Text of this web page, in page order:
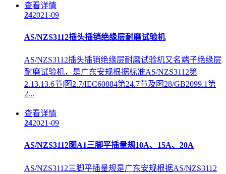
查看详情
242021-09
AS/NZS3112插头插销绝缘层耐磨试验机
AS/NZS3112插头插销绝缘层耐磨试验机又名端子绝缘层
耐磨试验机，是广东安规根据标准AS/NZS3112第
2.13.13.6节|图2.7/IEC60884第24.7节及图28/GB2099.1第
2...
查看详情
242021-09
AS/NZS3112图A1三脚平插量规10A、15A、20A
AS/NZS3112三脚平插量规是广东安规根据AS/NZS3112